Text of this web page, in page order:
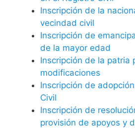
Inscripción de la
vecindad civil
Inscripción de
de la mayor edad
Inscripción de la patria
modificaciones
Inscripción de
Civil
Inscripción de
provisión de apoyos y